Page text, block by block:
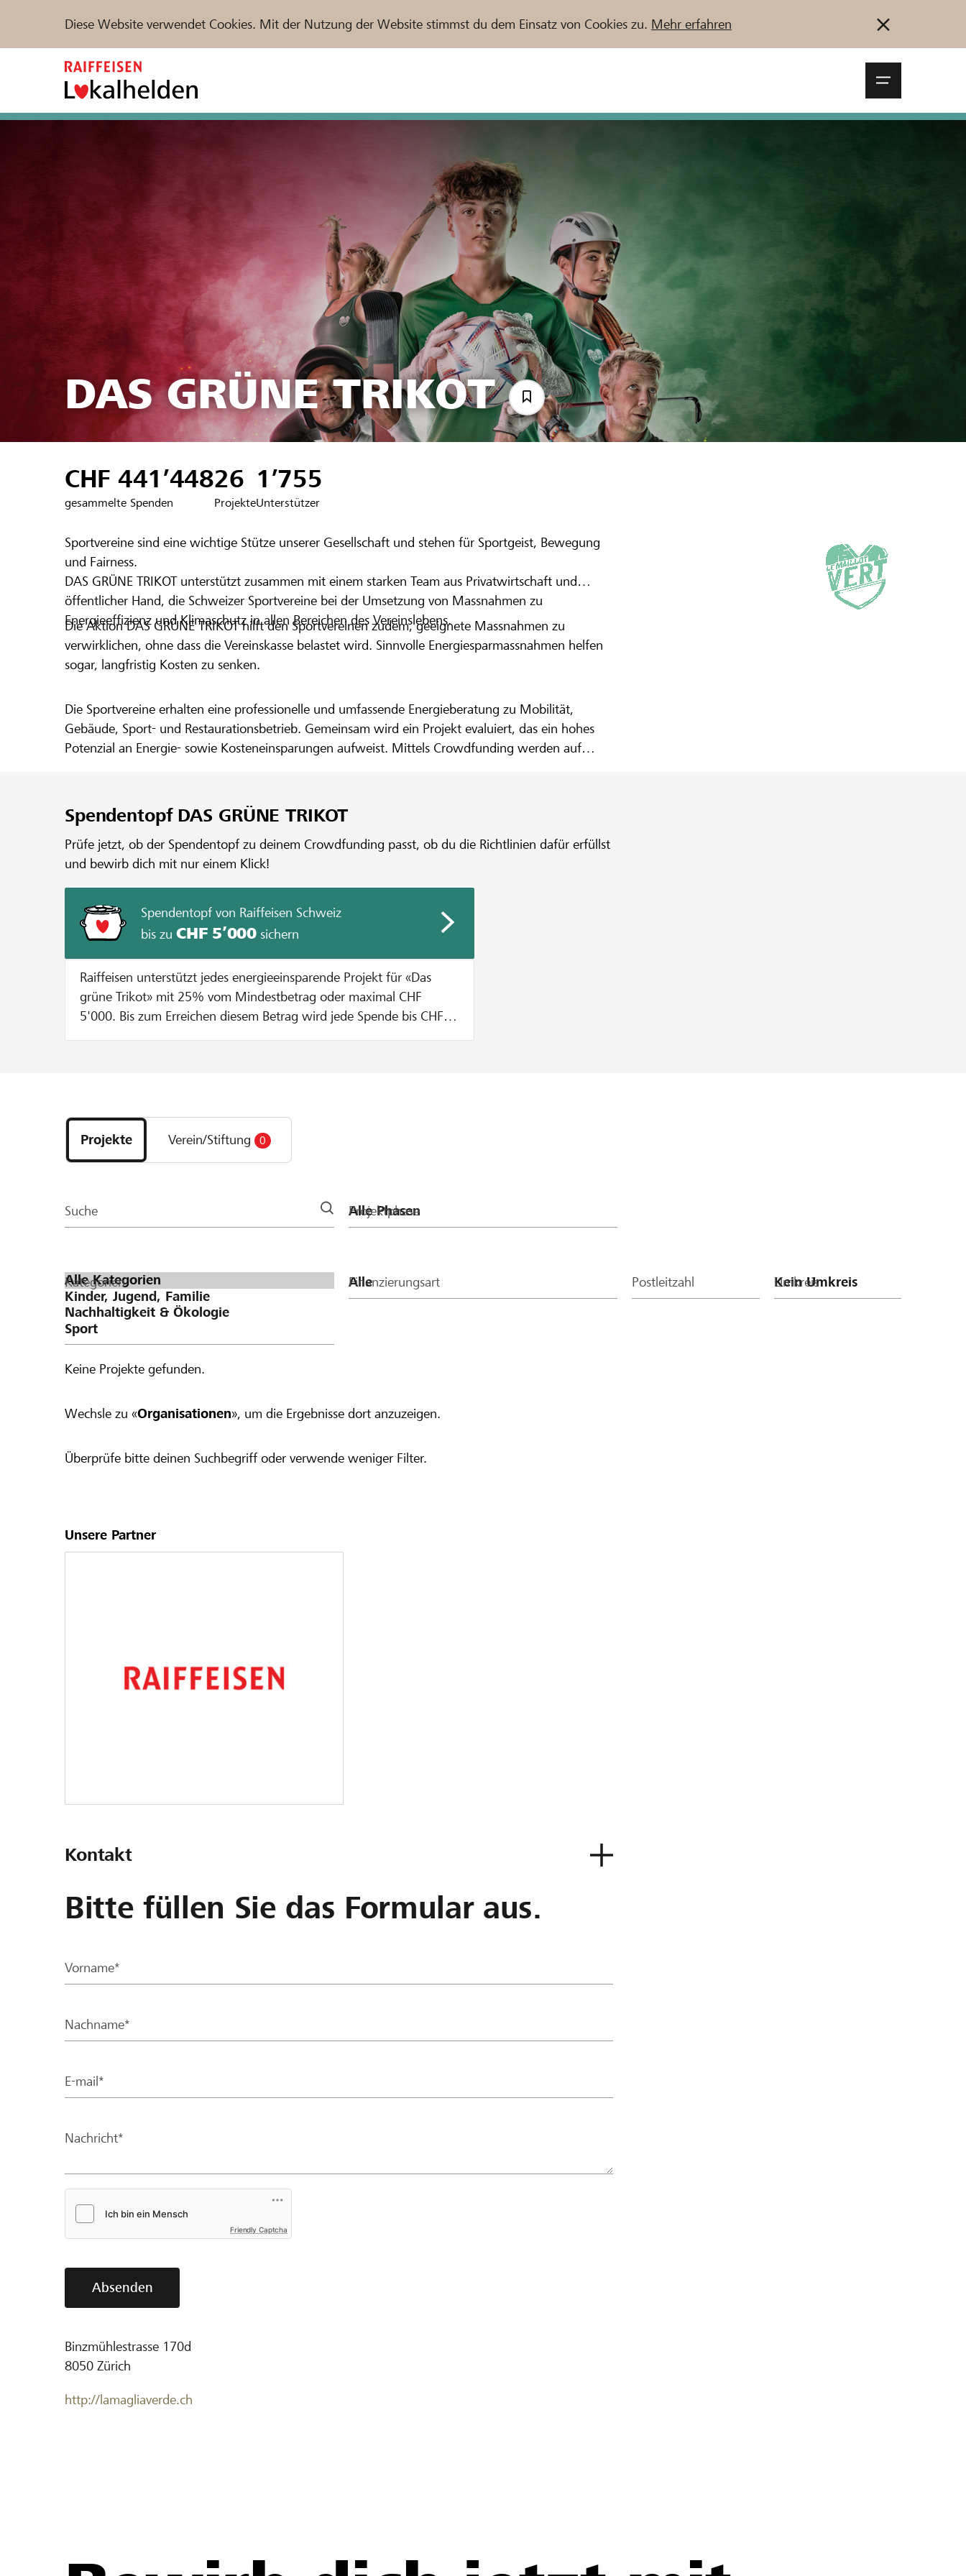
Diese Website verwendet Cookies. Mit der Nutzung der Website stimmst du dem Einsatz von Cookies zu. Mehr erfahren
DAS GRÜNE TRIKOT
CHF 441’448
gesammelte Spenden
26
Projekte
1’755
Unterstützer
Sportvereine sind eine wichtige Stütze unserer Gesellschaft und stehen für Sportgeist, Bewegung
und Fairness.
DAS GRÜNE TRIKOT unterstützt zusammen mit einem starken Team aus Privatwirtschaft und
öffentlicher Hand, die Schweizer Sportvereine bei der Umsetzung von Massnahmen zu
Energieeffizienz und Klimaschutz in allen Bereichen des Vereinslebens.
Die Aktion DAS GRÜNE TRIKOT hilft den Sportvereinen zudem, geeignete Massnahmen zu
verwirklichen, ohne dass die Vereinskasse belastet wird. Sinnvolle Energiesparmassnahmen helfen
sogar, langfristig Kosten zu senken.
Die Sportvereine erhalten eine professionelle und umfassende Energieberatung zu Mobilität,
Gebäude, Sport- und Restaurationsbetrieb. Gemeinsam wird ein Projekt evaluiert, das ein hohes
Potenzial an Energie- sowie Kosteneinsparungen aufweist. Mittels Crowdfunding werden auf
Spendentopf DAS GRÜNE TRIKOT
Prüfe jetzt, ob der Spendentopf zu deinem Crowdfunding passt, ob du die Richtlinien dafür erfüllst
und bewirb dich mit nur einem Klick!
Spendentopf von Raiffeisen Schweiz
bis zu CHF 5’000sichern
Raiffeisen unterstützt jedes energieeinsparende Projekt für «Das
grüne Trikot» mit 25% vom Mindestbetrag oder maximal CHF
5'000. Bis zum Erreichen diesem Betrag wird jede Spende bis CHF
Projekte
und
Organisationen
Projekte Verein/Stiftung 0
Suche Projektphase
Kategorien Finanzierungsart Postleitzahl Umkreis
Keine Projekte gefunden.
Wechsle zu «Organisationen», um die Ergebnisse dort anzuzeigen.
Überprüfe bitte deinen Suchbegriff oder verwende weniger Filter.
Unsere Partner
Kontakt
Bitte füllen Sie das Formular aus.
Vorname*
Nachname*
E-mail*
Nachricht*
Friendly Captcha
Absenden
Binzmühlestrasse 170d
8050 Zürich
http://lamagliaverde.ch